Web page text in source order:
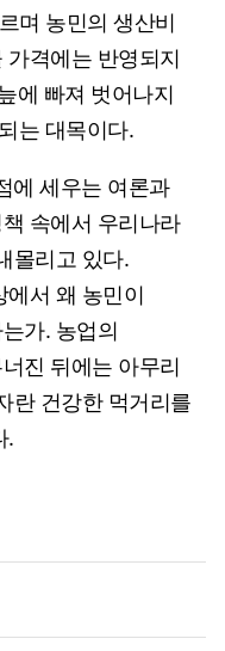
며 농민의 생산비
격에는 반영되지
에 빠져 벗어나지
는 대목이다.
에 세우는 여론과
속에서 우리나라
몰리고 있다.
에서 왜 농민이
가. 농업의
진 뒤에는 아무리
란 건강한 먹거리를
.